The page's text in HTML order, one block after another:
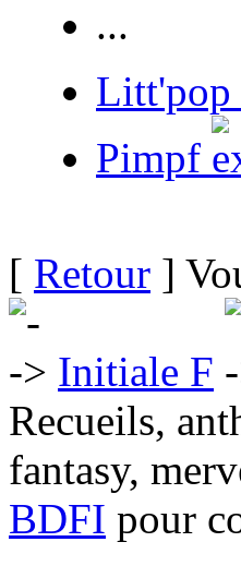
...
Litt'pop
Pimpf
[ Retour ]
Initiale F
Recueils,
fantasy,
BDFI pour